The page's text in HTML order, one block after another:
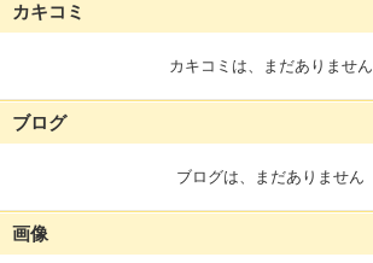
カキコミ
カキコミは、まだありません
ブログ
ブログは、まだありません
画像